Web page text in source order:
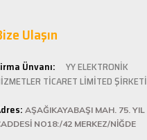
Ulaşın
Ünvanı:
YY ELEKTRONİK
TİCARET LİMİTED ŞİRKETİ
AŞAĞIKAYABAŞI MAH. 75. YIL
NO18:/42 MERKEZ/NİĞDE